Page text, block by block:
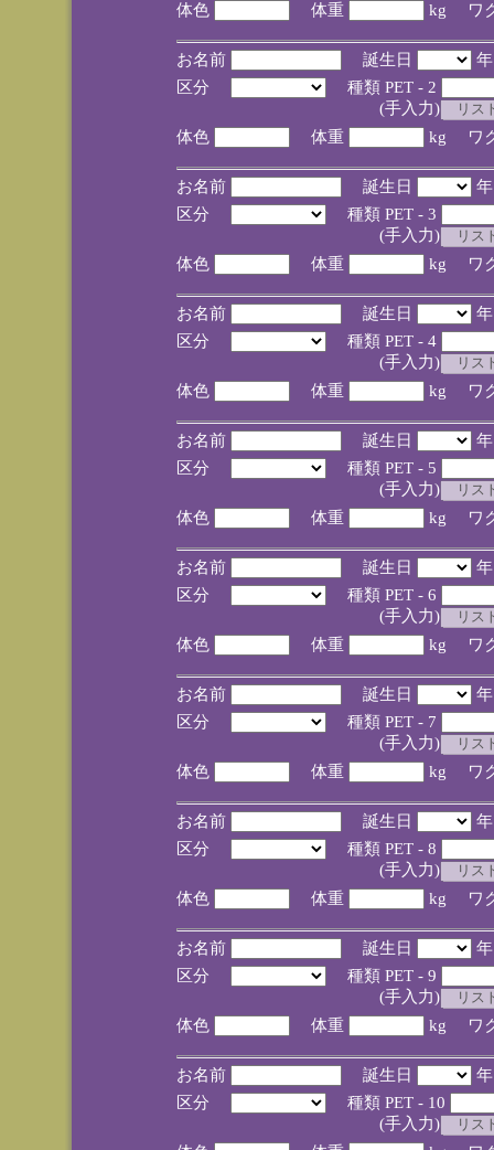
体色
体重 kg ワ
お名前 誕生日
区分
種類 PET - 2
(手入力)
体色
体重 kg ワ
お名前 誕生日
区分
種類 PET - 3
(手入力)
体色
体重 kg ワ
お名前 誕生日
区分
種類 PET - 4
(手入力)
体色
体重 kg ワ
お名前 誕生日
区分
種類 PET - 5
(手入力)
体色
体重 kg ワ
お名前 誕生日
区分
種類 PET - 6
(手入力)
体色
体重 kg ワ
お名前 誕生日
区分
種類 PET - 7
(手入力)
体色
体重 kg ワ
お名前 誕生日
区分
種類 PET - 8
(手入力)
体色
体重 kg ワ
お名前 誕生日
区分
種類 PET - 9
(手入力)
体色
体重 kg ワ
お名前 誕生日
区分
種類 PET - 10
(手入力)